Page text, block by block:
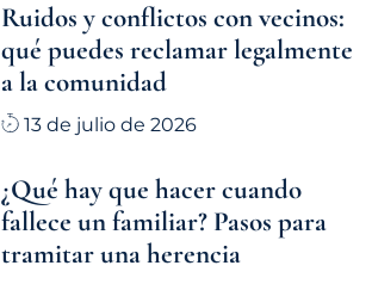
Ruidos y conflictos con vecinos:
qué puedes reclamar legalmente
a la comunidad
13 de julio de 2026
¿Qué hay que hacer cuando
fallece un familiar? Pasos para
tramitar una herencia